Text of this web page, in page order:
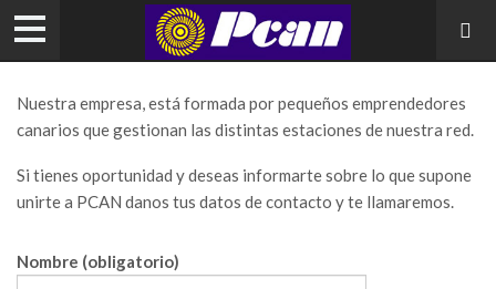
Nuestra empresa, está formada por pequeños emprendedores
canarios que gestionan las distintas estaciones de nuestra red.
Si tienes oportunidad y deseas informarte sobre lo que supone
unirte a PCAN danos tus datos de contacto y te llamaremos.
Nombre (obligatorio)